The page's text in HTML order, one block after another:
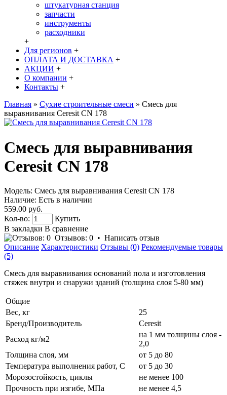
штукатурная станция
запчасти
инструменты
расходники
+
Для регионов +
ОПЛАТА И ДОСТАВКА +
АКЦИИ +
О компании +
Контакты +
Главная » Сухие строительные смеси » Смесь для
выравнивания Ceresit CN 178
Смесь для выравнивания
Ceresit CN 178
Модель: Смесь для выравнивания Ceresit CN 178
Наличие: Есть в наличии
559.00 руб.
Кол-во:
Купить
В закладки В сравнение
Отзывов: 0 • Написать отзыв
Описание Характеристики Отзывы (0) Рекомендуемые товары
(5)
Смесь для выравнивания оснований пола и изготовления
стяжек внутри и снаружи зданий (толщина слоя 5-80 мм)
Общие
Вес, кг
25
Бренд/Производитель
Ceresit
Расход кг/м2
на 1 мм толщины слоя -
2,0
Толщина слоя, мм
от 5 до 80
Температура выполнения работ, C
от 5 до 30
Морозостойкость, циклы
не менее 100
Прочность при изгибе, МПа
не менее 4,5